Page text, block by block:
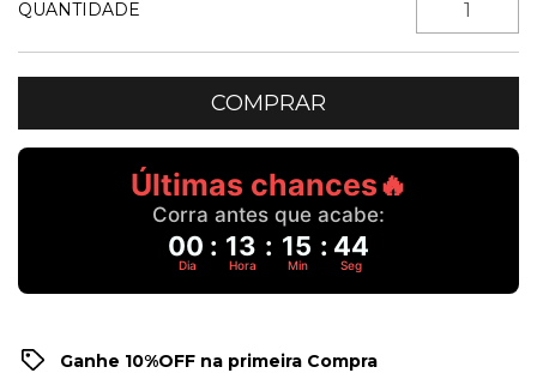
QUANTIDADE
Últimas chances🔥
Corra antes que acabe:
00 : 13 : 15 : 43
Dia Hora Min Seg
Ganhe 10%OFF na primeira Compra